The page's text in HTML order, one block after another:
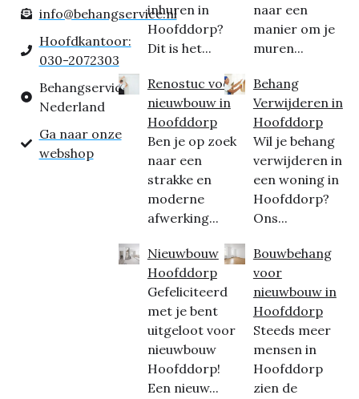
info@behangservice.nl
Hoofdkantoor:
030-2072303
Behangservice
Nederland
Ga naar onze
webshop
inhuren in
Hoofddorp?
Dit is het...
Renostuc voor
nieuwbouw in
Hoofddorp
Ben je op zoek
naar een
strakke en
moderne
afwerking...
Nieuwbouw
Hoofddorp
Gefeliciteerd
met je bent
uitgeloot voor
nieuwbouw
Hoofddorp!
Een nieuw...
naar een
manier om je
muren...
Behang
Verwijderen in
Hoofddorp
Wil je behang
verwijderen in
een woning in
Hoofddorp?
Ons...
Bouwbehang
voor
nieuwbouw in
Hoofddorp
Steeds meer
mensen in
Hoofddorp
zien de